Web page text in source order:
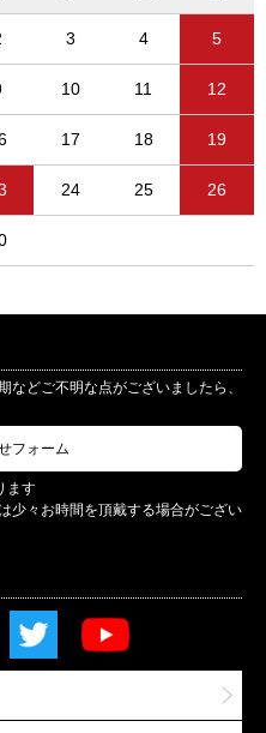
3 4 5
10 11 12
17 18 19
24 25 26
どご不明な点がございましたら、
フォーム
ます
少々お時間を頂戴する場合がござい